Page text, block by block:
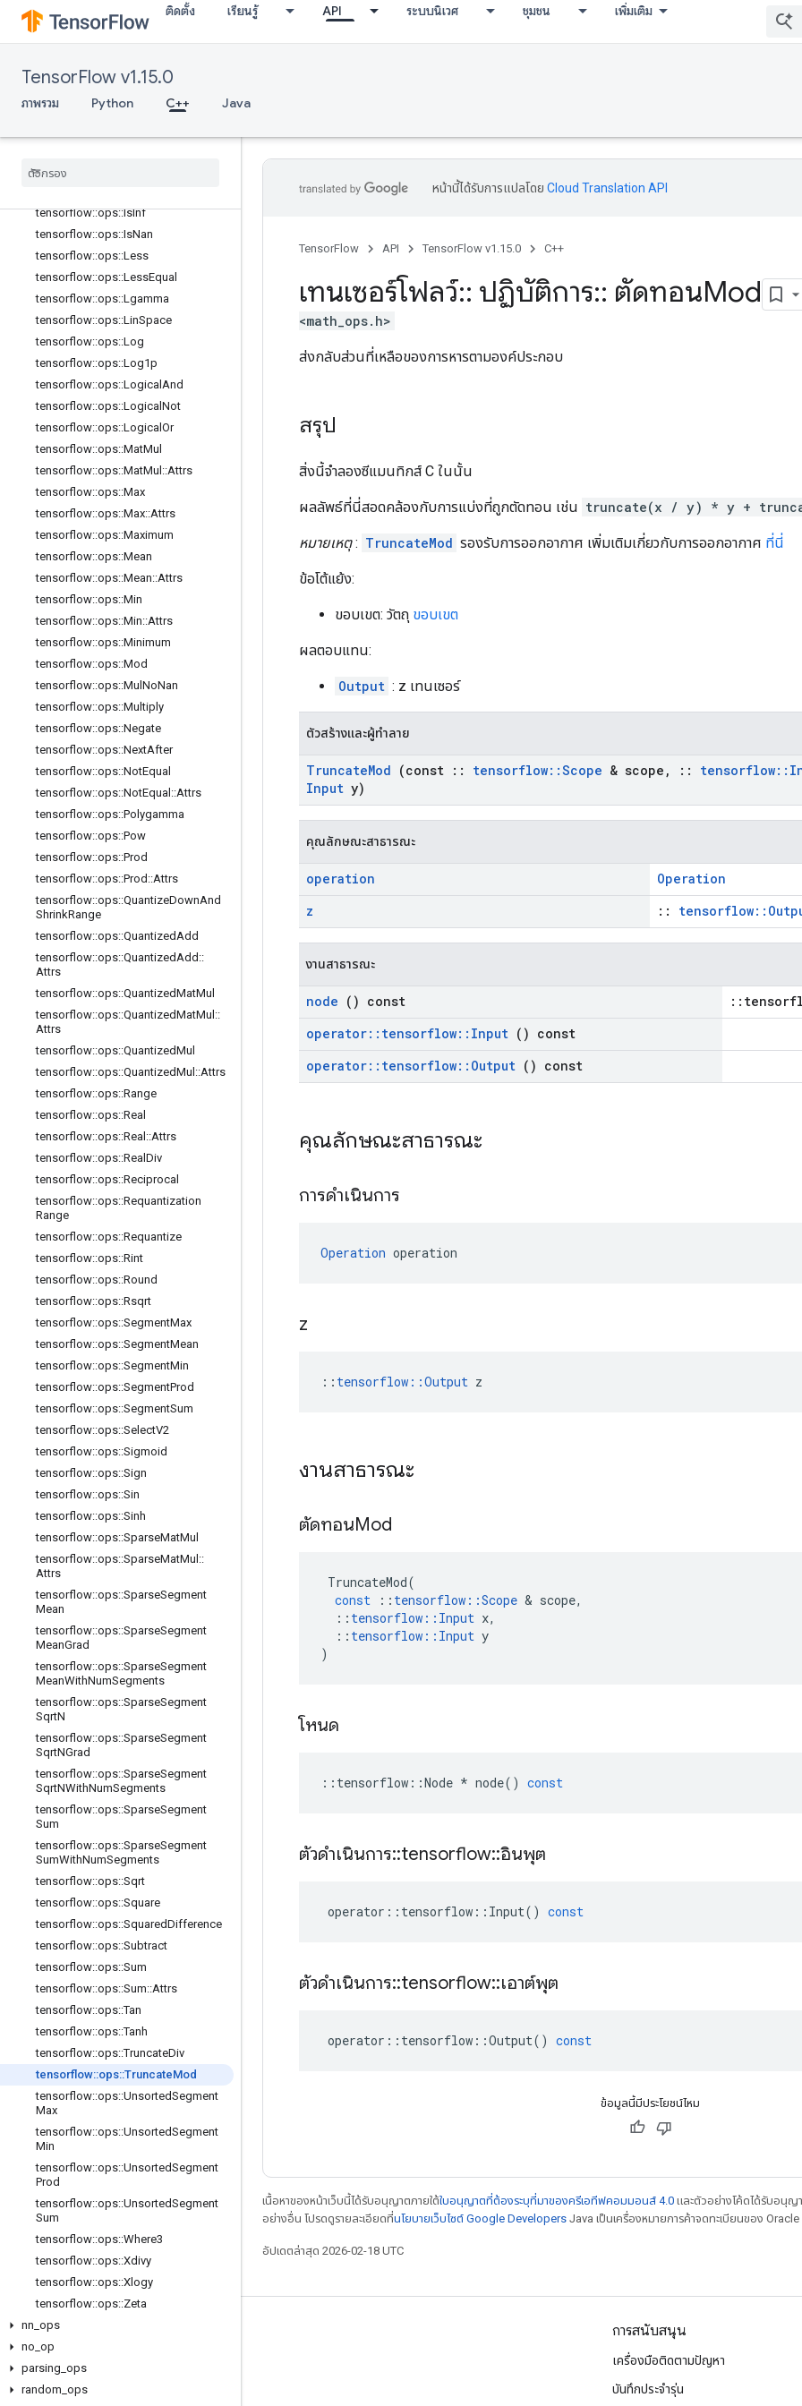
ติดตั้ง เรียนรู้ API ระบบนิเวศ ชุมชน เพิ่มเติม
TensorFlow v1.15.0
ภาพรวม Python C++ Java
tensorflow::ops::HistogramFixedWid
th
tensorflow::ops::Igamma
tensorflow::ops::Igammac
tensorflow
tensorflow::ops::IsInf
tensorflow::ops::IsNan
tensorflow::ops::Less
tensorflow::ops::LessEqual
tensorflow::ops::Lgamma
tensorflow::ops::LinSpace
tensorflow::ops::Log
tensorflow::ops::Log1p
tensorflow::ops::Logical And
tensorflow::ops::Logical Not
tensorflow::ops::Logical Or
tensorflow::ops::MatMul
tensorflow::ops::MatMul ::Attrs
tensorflow::ops::Max
tensorflow::ops::Max::Attrs
tensorflow::ops::Maximum
tensorflow::ops::Mean
tensorflow::ops::Mean::Attrs
tensorflow::ops::Min
tensorflow::ops::Min::Attrs
tensorflow::ops::Minimum
tensorflow::ops::Mod
tensorflow::ops::Mul NoNan
tensorflow::ops::Multiply
tensorflow::ops::Negate
tensorflow::ops::NextAfter
tensorflow::ops::NotEqual
tensorflow::ops::NotEqual ::Attrs
tensorflow::ops::Polygamma
tensorflow::ops::Pow
tensorflow::ops::Prod
tensorflow::ops::Prod ::Attrs
tensorflow::ops::QuantizeDownAnd
ShrinkRange
tensorflow::ops::QuantizedAdd
tensorflow::ops::QuantizedAdd ::
Attrs
tensorflow::ops::QuantizedMatMul
tensorflow::ops::QuantizedMatMul ::
Attrs
tensorflow::ops::QuantizedMul
tensorflow::ops::QuantizedMul ::Attrs
tensorflow::ops::Range
tensorflow::ops::Real
tensorflow::ops::Real ::Attrs
tensorflow::ops::Real Div
tensorflow::ops::Reciprocal
tensorflow::ops::Requantization
Range
tensorflow::ops::Requantize
tensorflow::ops::Rint
tensorflow::ops::Round
tensorflow::ops::Rsqrt
tensorflow::ops::SegmentMax
tensorflow::ops::SegmentMean
tensorflow::ops::SegmentMin
tensorflow::ops::SegmentProd
tensorflow::ops::SegmentSum
tensorflow::ops::SelectV2
tensorflow::ops::Sigmoid
tensorflow::ops::Sign
tensorflow::ops::Sin
tensorflow::ops::Sinh
tensorflow::ops::SparseMatMul
tensorflow::ops::SparseMatMul ::
Attrs
tensorflow::ops::SparseSegment
Mean
tensorflow::ops::SparseSegment
MeanGrad
tensorflow::ops::SparseSegment
MeanWithNumSegments
tensorflow::ops::SparseSegment
SqrtN
tensorflow::ops::SparseSegment
SqrtNGrad
tensorflow::ops::SparseSegment
SqrtNWithNumSegments
tensorflow::ops::SparseSegment
Sum
tensorflow::ops::SparseSegment
SumWithNumSegments
tensorflow::ops::Sqrt
tensorflow::ops::Square
tensorflow::ops::SquaredDifference
tensorflow::ops::Subtract
tensorflow::ops::Sum
tensorflow::ops::Sum::Attrs
tensorflow::ops::Tan
tensorflow::ops::Tanh
tensorflow::ops::TruncateDiv
tensorflow::ops::TruncateMod
tensorflow::ops::UnsortedSegment
Max
tensorflow::ops::UnsortedSegment
Min
tensorflow::ops::UnsortedSegment
Prod
tensorflow::ops::UnsortedSegment
Sum
tensorflow::ops::Where3
tensorflow::ops::Xdivy
tensorflow::ops::Xlogy
tensorflow::ops::Zeta
nn ops
no op
parsing ops
random ops
หน้านี้ได้รับการแปลโดย Cloud Translation API
TensorFlow API TensorFlow v1.15.0 C++
เทนเซอร์โฟลว์:: ปฏิบัติการ:: ตัดทอนMod
<math_ops.h>
ส่งกลับส่วนที่เหลือของการหารตามองค์ประกอบ
สรุป
สิ่งนี้จำลองซีแมนทิกส์ C ในนั้น
ผลลัพธ์ที่นี่สอดคล้องกับการแบ่งที่ถูกตัดทอน เช่น truncate(x / y) * y +
หมายเหตุ: TruncateMod รองรับการออกอากาศ เพิ่มเติมเกี่ยวกับการออกอากาศ ที่นี่
ข้อโต้แย้ง:
ขอบเขต: วัตถุ ขอบเขต
ผลตอบแทน:
Output : z เทนเซอร์
ตัวสร้างและผู้ทำลาย
TruncateMod (const :: tensorflow::Scope & scope , :: tensorflow::
Input y)
คุณลักษณะสาธารณะ
operation
Operation
z
::
งานสาธารณะ
node () const
operator:: tensorflow:: Input () const
operator:: tensorflow:: Output () const
คุณลักษณะสาธารณะ
การดำเนินการ
Operation operation
z
:: tensorflow::Output z
งานสาธารณะ
ตัดทอนMod
TruncateMod(
const
:: tensorflow ::Scope & scope,
:: tensorflow :: Input x,
:: tensorflow :: Input y
)
โหนด
:: tensorflow ::Node * node() const
ตัวดำเนินการ::tensorflow::อินพุต
operator :: tensorflow :: Input() const
ตัวดำเนินการ::tensorflow::เอาต์พุต
operator :: tensorflow ::Output() const
ข้อมูลนี้มีประโยชน์ไหม
เนื้อหาของหน้าเว็บนี้ได้รับอนุญาตภายใต้ใบอนุญาตที่ต้องระบุที่มาของครีเอทีฟคอมมอนส์ 4.0 และตัวอย่างโค้ดได้รับอนุญ
อย่างอื่น โปรดดูรายละเอียดที่นโยบายเว็บไซต์ Google Developers Java เป็นเครื่องหมายการค้าจดทะเบียนของ
อัปเดตล่าสุด 2026-02-18 UTC
เชื่อมต่อเสมอ
ฟอรัม
การสนับสนุน
เครื่องมือติดตามปัญหา
บันทึกประจำรุ่น